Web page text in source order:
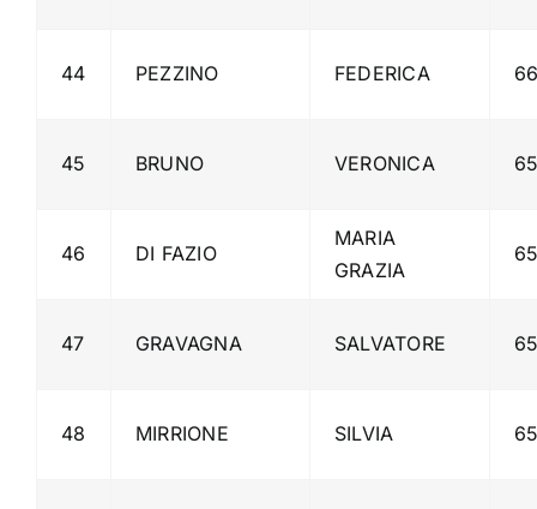
44 PEZZINO FEDERICA
45 BRUNO VERONICA
46 DI FAZIO
MARIA
GRAZIA
47 GRAVAGNA SALVATORE
48 MIRRIONE SILVIA